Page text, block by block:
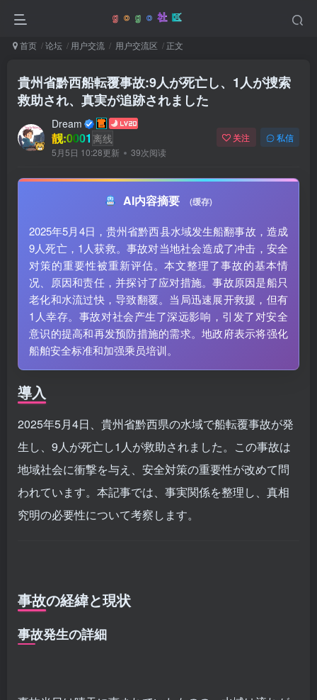
首页 论坛 用户交流 用户交流区 正文
貴州省黔西船転覆事故:9人が死亡し、1人が捜索
救助され、真実が追跡されました
Dream
靓:0001 离线
5月5日 10:28更新 39次阅读
关注 私信
AI内容摘要 (缓存)
2025年5月4日，贵州省黔西县水域发生船翻事故，造成
9人死亡，1人获救。事故对当地社会造成了冲击，安全
对策的重要性被重新评估。本文整理了事故的基本情
况、原因和责任，并探讨了应对措施。事故原因是船只
老化和水流过快，导致翻覆。当局迅速展开救援，但有
1人幸存。事故对社会产生了深远影响，引发了对安全
意识的提高和再发预防措施的需求。地政府表示将强化
船舶安全标准和加强乘员培训。
導入
2025年5月4日、貴州省黔西県の水域で船転覆事故が発
生し、9人が死亡し1人が救助されました。この事故は
地域社会に衝撃を与え、安全対策の重要性が改めて問
われています。本記事では、事実関係を整理し、真相
究明の必要性について考察します。
事故の経緯と現状
事故発生の詳細